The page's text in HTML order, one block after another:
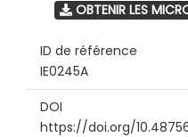
OBTENIR LES
ID de référence
IE0245A
DOI
https://doi.org/